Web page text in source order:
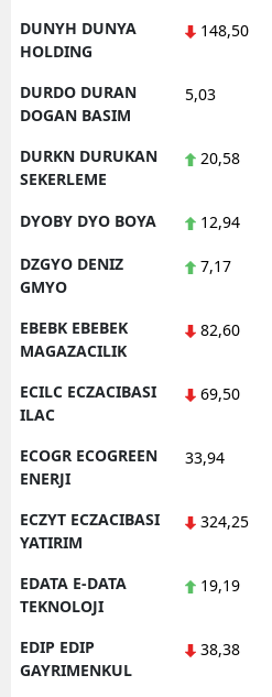
DUNYH DUNYA
HOLDING
148,50
DURDO DURAN
DOGAN BASIM
5,03
DURKN DURUKAN
SEKERLEME
20,58
DYOBY DYO BOYA 12,94
DZGYO DENIZ
GMYO
7,17
EBEBK EBEBEK
MAGAZACILIK
82,60
ECILC ECZACIBASI
ILAC
69,50
ECOGR ECOGREEN
ENERJI
33,94
ECZYT ECZACIBASI
YATIRIM
324,25
EDATA E-DATA
TEKNOLOJI
19,19
EDIP EDIP
GAYRIMENKUL
38,38